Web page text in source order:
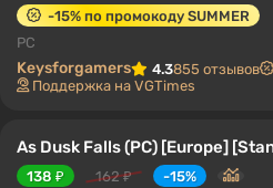
-15% по промокоду SUMMER
PC
Keysforgamers 4.3855 отзывов
Поддержка на VGTimes
As Dusk Falls (PC) [Europe]
138 ₽ 162 ₽
-15%